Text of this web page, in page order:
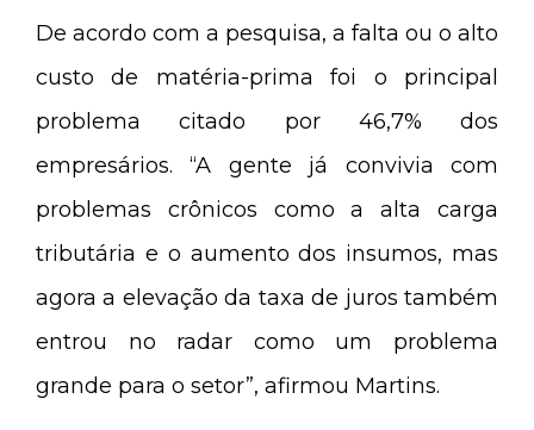
De acordo com a pesquisa, a falta ou o alto
custo de matéria-prima foi o principal
problema citado por 46,7% dos
empresários. “A gente já convivia com
problemas crônicos como a alta carga
tributária e o aumento dos insumos, mas
agora a elevação da taxa de juros também
entrou no radar como um problema
grande para o setor”, afirmou Martins.